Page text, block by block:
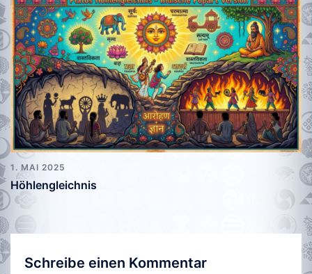
1. MAI 2025
Höhlengleichnis
Schreibe einen Kommentar